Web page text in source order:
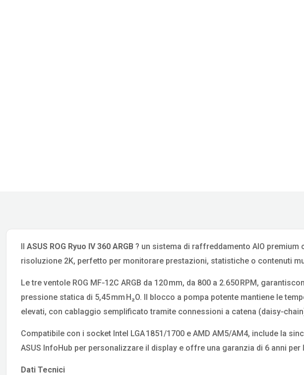
IlASUS ROG Ryuo IV 360 ARGB ? un sistema di raffreddamento AIO premium
risoluzione 2K, perfetto per monitorare prestazioni, statistiche o contenuti
Le tre ventole ROG MF‑12C ARGB da 120 mm, da 800 a 2.650 RPM,
pressione statica di 5,45 mm H₂O. Il blocco a pompa potente mantiene le
elevati, con cablaggio semplificato tramite connessioni a catena
Compatibile con i socket Intel LGA 1851/1700 e AMD AM5/AM4, include la
ASUS InfoHub per personalizzare il display e offre una garanzia di 6 anni per
Dati Tecnici